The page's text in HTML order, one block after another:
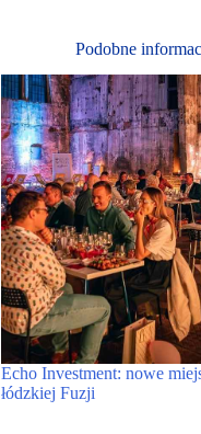
Podobne
Echo Investment: nowe
łódzkiej Fuzji